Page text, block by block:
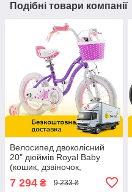
Подібні товари компанії
Велосипед двоколісний
20" дюймів Royal Baby
(кошик, дзвіночок,
RB20G-1 Фіолетовий
7 294 ₴ 9 233 ₴